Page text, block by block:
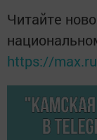
Читайте
https://